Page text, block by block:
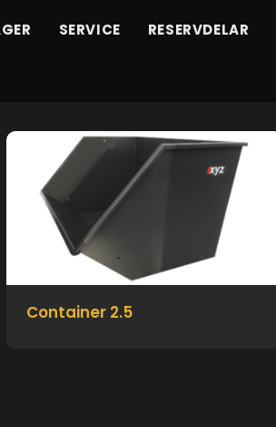
SERVICE RESERVDELAR
Container 2.5